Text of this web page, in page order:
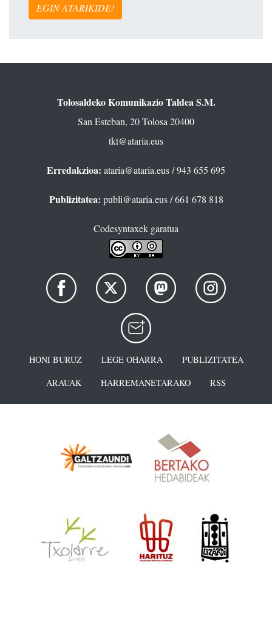
EGIN ATARIKIDE!
Tolosaldeko Komunikazio Taldea S.M.
San Esteban, 20 Tolosa 20400
tkt@ataria.eus
Erredakzioa: ataria@ataria.eus/ 943 655 695
Publizitatea: publi@ataria.eus/ 661 678 818
Codesyntaxek garatua
HONI BURUZ LEGE OHARRA
PUBLIZITATEA
ARAUAK
HARREMANETARAKO RSS